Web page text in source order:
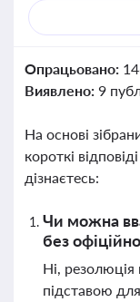
Опрацьовано:
Виявлено: 9
На основі
короткі
дізнаєтесь:
Чи можна
без
Ні, резолюція
підставою